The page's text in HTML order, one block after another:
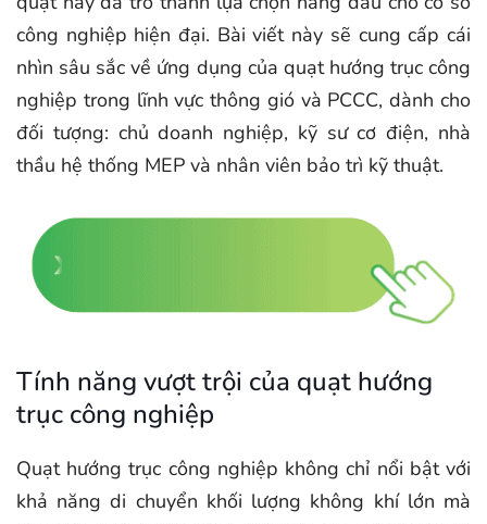
công nghiệp hiện đại. Bài viết này sẽ cung cấp cái
nhìn sâu sắc về ứng dụng của quạt hướng trục công
nghiệp trong lĩnh vực thông gió và PCCC, dành cho
đối tượng: chủ doanh nghiệp, kỹ sư cơ điện, nhà
thầu hệ thống MEP và nhân viên bảo trì kỹ thuật.
Tính năng vượt trội của quạt hướng
trục công nghiệp
Quạt hướng trục công nghiệp không chỉ nổi bật với
khả năng di chuyển khối lượng không khí lớn mà